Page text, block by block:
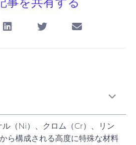
ル（Ni）、クロム（Cr）、リン
ら構成される高度に特殊な材料